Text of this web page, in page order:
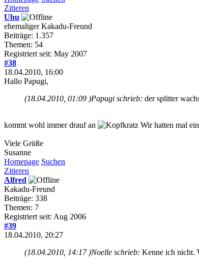
Zitieren
Uhu
ehemaliger Kakadu-Freund
Beiträge: 1.357
Themen: 54
Registriert seit: May 2007
#38
18.04.2010, 16:00
Hallo Papugi,
(18.04.2010, 01:09 )Papugi schrieb: der splitter
kommt wohl immer drauf an Wir hatten mal
Viele Grüße
Susanne
Homepage Suchen
Zitieren
Alfred
Kakadu-Freund
Beiträge: 338
Themen: 7
Registriert seit: Aug 2006
#39
18.04.2010, 20:27
(18.04.2010, 14:17 )Noelle schrieb: Kenne ich nicht.